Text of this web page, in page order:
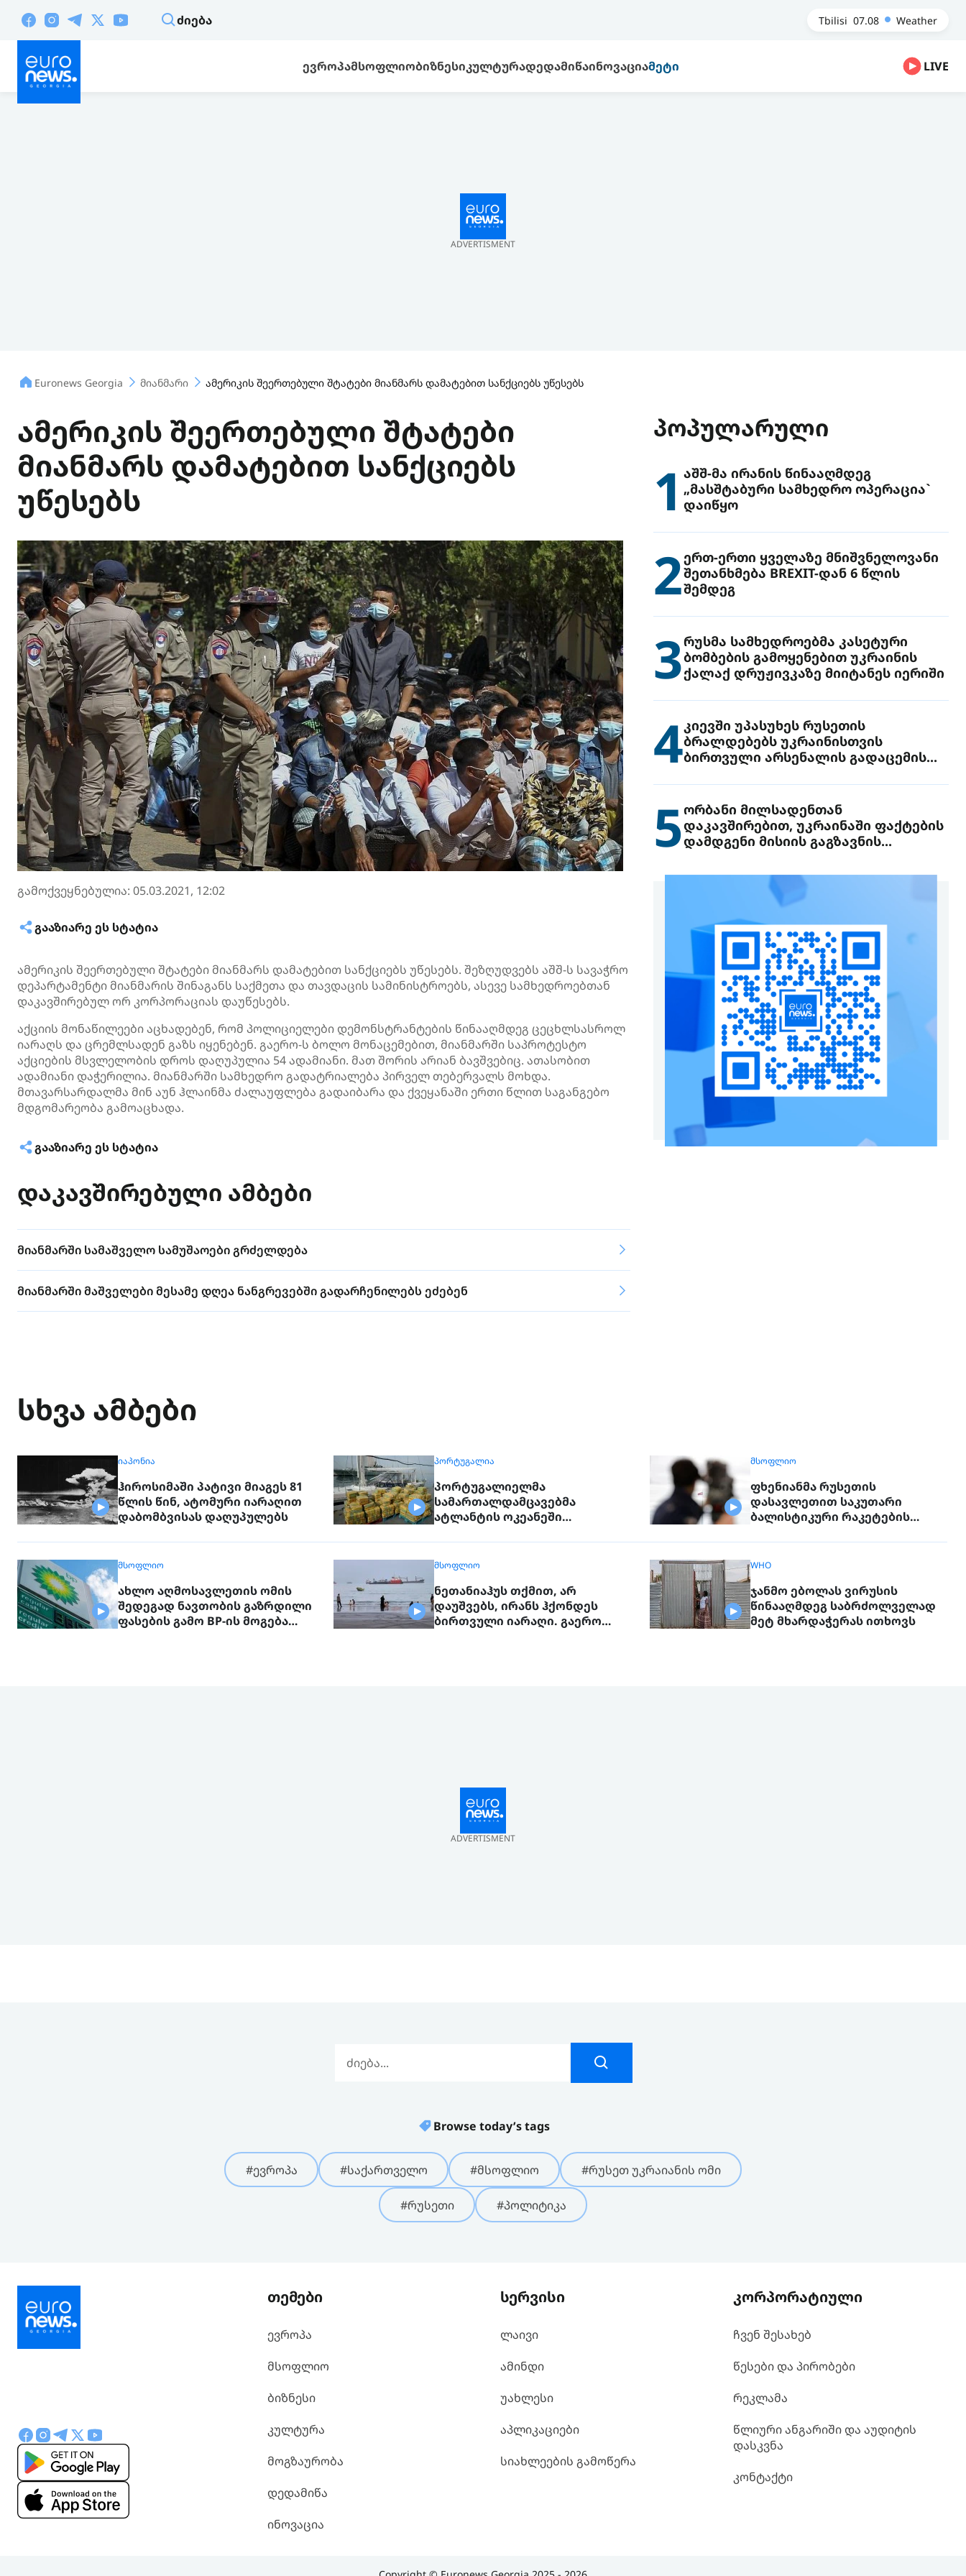
ᲫᲘᲔᲑᲐ Tbilisi 07.08 Weather
ᲔᲕᲠᲝᲞᲐᲛᲡᲝᲤᲚᲘᲝᲑᲘᲖᲜᲔᲡᲘᲙᲣᲚᲢᲣᲠᲐᲓᲔᲓᲐᲛᲘᲬᲐᲘᲜᲝᲕᲐᲪᲘᲐᲛᲔᲢᲘ LIVE
ADVERTISMENT
Euronews Georgia მიანმარი ამერიკის შეერთებული შტატები მიანმარს დამატებით სანქციებს უწესებს
ამერიკის შეერთებული შტატები
მიანმარს დამატებით სანქციებს
უწესებს
გამოქვეყნებულია: 05.03.2021, 12:02
ᲒᲐᲐᲖᲘᲐᲠᲔ ᲔᲡ ᲡᲢᲐᲢᲘᲐ
ამერიკის შეერთებული შტატები მიანმარს დამატებით სანქციებს უწესებს. შეზღუდვებს აშშ-ს სავაჭრო
დეპარტამენტი მიანმარის შინაგანს საქმეთა და თავდაცის სამინისტროებს, ასევე სამხედროებთან
დაკავშირებულ ორ კორპორაციას დაუწესებს.
აქციის მონაწილეები აცხადებენ, რომ პოლიციელები დემონსტრანტების წინააღმდეგ ცეცხლსასროლ
იარაღს და ცრემლსადენ გაზს იყენებენ. გაერო-ს ბოლო მონაცემებით, მიანმარში საპროტესტო
აქციების მსვლელობის დროს დაღუპულია 54 ადამიანი. მათ შორის არიან ბავშვებიც. ათასობით
ადამიანი დაჭერილია. მიანმარში სამხედრო გადატრიალება პირველ თებერვალს მოხდა.
მთავარსარდალმა მინ აუნ ჰლაინმა ძალაუფლება გადაიბარა და ქვეყანაში ერთი წლით საგანგებო
მდგომარეობა გამოაცხადა.
ᲒᲐᲐᲖᲘᲐᲠᲔ ᲔᲡ ᲡᲢᲐᲢᲘᲐ
დაკავშირებული ამბები
მიანმარში სამაშველო სამუშაოები გრძელდება
მიანმარში მაშველები მესამე დღეა ნანგრევებში გადარჩენილებს ეძებენ
ᲞᲝᲞᲣᲚᲐᲠᲣᲚᲘ
1აშშ-მა ირანის წინააღმდეგ
„მასშტაბური სამხედრო ოპერაცია`
დაიწყო
2ერთ-ერთი ყველაზე მნიშვნელოვანი
შეთანხმება BREXIT-დან 6 წლის
შემდეგ
3რუსმა სამხედროებმა კასეტური
ბომბების გამოყენებით უკრაინის
ქალაქ დრუჟივკაზე მიიტანეს იერიში
4კიევში უპასუხეს რუსეთის
ბრალდებებს უკრაინისთვის
ბირთვული არსენალის გადაცემის
5ორბანი მილსადენთან
დაკავშირებით, უკრაინაში ფაქტების
დამდგენი მისიის გაგზავნის
სხვა ამბები
ᲘᲐᲞᲝᲜᲘᲐ
ჰიროსიმაში პატივი მიაგეს 81
წლის წინ, ატომური იარაღით
დაბომბვისას დაღუპულებს
ᲞᲝᲠᲢᲣᲒᲐᲚᲘᲐ
პორტუგალიელმა
სამართალდამცავებმა
ატლანტის ოკეანეში
კოკაინი ამოიღეს
ᲛᲡᲝᲤᲚᲘᲝ
ფხენიანმა რუსეთის
დასავლეთით საკუთარი
ბალისტიკური რაკეტების
ᲛᲡᲝᲤᲚᲘᲝ
ახლო აღმოსავლეთის ომის
შედეგად ნავთობის გაზრდილი
ფასების გამო BP-ის მოგება
ᲛᲡᲝᲤᲚᲘᲝ
ნეთანიაჰუს თქმით, არ
დაუშვებს, ირანს ჰქონდეს
ბირთვული იარაღი. გაერო
WHO
ჯანმო ებოლას ვირუსის
წინააღმდეგ საბრძოლველად
მეტ მხარდაჭერას ითხოვს
ADVERTISMENT
Browse today’s tags
#ევროპა #საქართველო #მსოფლიო #რუსეთ უკრაიანის ომი
#რუსეთი #პოლიტიკა
თემები
ევროპა
მსოფლიო
ბიზნესი
კულტურა
მოგზაურობა
დედამიწა
ინოვაცია
სერვისი
ლაივი
ამინდი
უახლესი
აპლიკაციები
სიახლეების გამოწერა
კორპორატიული
ჩვენ შესახებ
წესები და პირობები
რეკლამა
წლიური ანგარიში და აუდიტის
დასკვნა
კონტაქტი